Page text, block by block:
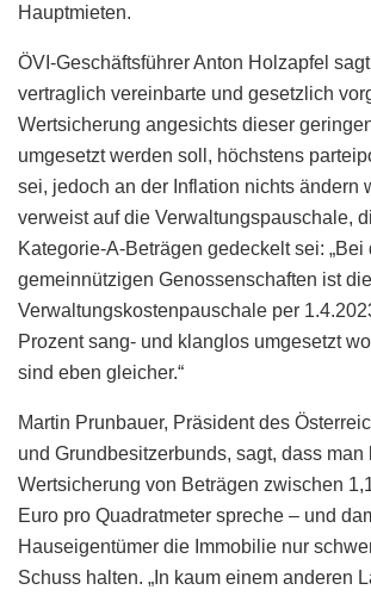
Hauptmieten.
ÖVI-Geschäftsführer Anton Holzapfel
vertraglich vereinbarte und gesetzlich
Wertsicherung angesichts dieser
umgesetzt werden soll, höchstens
sei, jedoch an der Inflation nichts ändern
verweist auf die Verwaltungspauschale,
Kategorie-A-Beträgen gedeckelt sei: „Bei
gemeinnützigen Genossenschaften ist
Verwaltungskostenpauschale per
Prozent sang- und klanglos umgesetzt
sind eben gleicher.“
Martin Prunbauer, Präsident des
und Grundbesitzerbunds, sagt, dass man
Wertsicherung von Beträgen zwischen
Euro pro Quadratmeter spreche – und
Hauseigentümer die Immobilie nur
Schuss halten. „In kaum einem anderen